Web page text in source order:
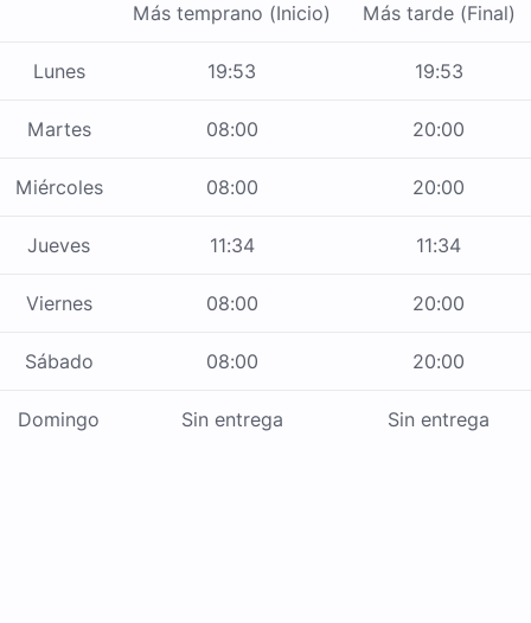
Más temprano (Inicio) Más tarde (Final)
Lunes 19:53 19:53
Martes 08:00 20:00
Miércoles 08:00 20:00
Jueves 11:34 11:34
Viernes 08:00 20:00
Sábado 08:00 20:00
Domingo Sin entrega Sin entrega